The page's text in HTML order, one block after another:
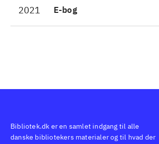
2021 E-bog
Bibliotek.dk er en samlet indgang til alle
danske bibliotekers materialer og til hvad der